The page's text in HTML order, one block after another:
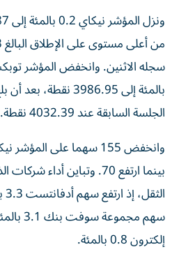
بالمئة إلى 3986.95
الجلسة السابقة ‌عند 4032.39 نقطة.
بينما ‌ارتفع 70. وتباين
⁠سهم
إلكترون 0.8 بالمئة.